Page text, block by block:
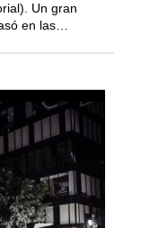
Un gran
en las…